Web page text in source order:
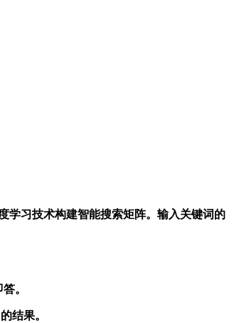
学习技术构建智能搜索矩阵。输入关键词的
。
结果。